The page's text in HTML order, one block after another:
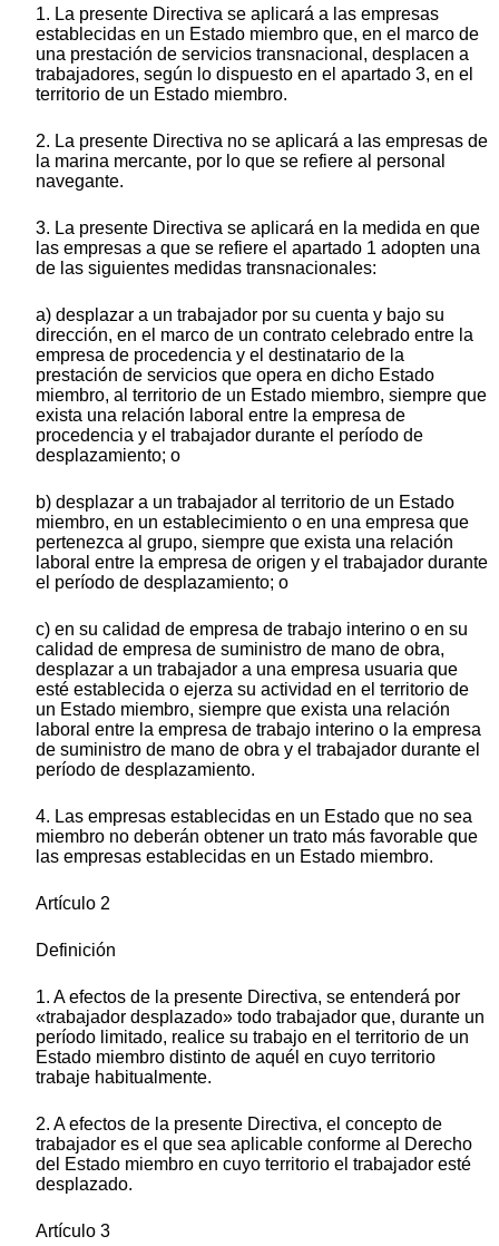
1. La presente Directiva se aplicará a las empresas
establecidas en un Estado miembro que, en el marco de
una prestación de servicios transnacional, desplacen a
trabajadores, según lo dispuesto en el apartado 3, en el
territorio de un Estado miembro.
2. La presente Directiva no se aplicará a las empresas de
la marina mercante, por lo que se refiere al personal
navegante.
3. La presente Directiva se aplicará en la medida en que
las empresas a que se refiere el apartado 1 adopten una
de las siguientes medidas transnacionales:
a) desplazar a un trabajador por su cuenta y bajo su
dirección, en el marco de un contrato celebrado entre la
empresa de procedencia y el destinatario de la
prestación de servicios que opera en dicho Estado
miembro, al territorio de un Estado miembro, siempre que
exista una relación laboral entre la empresa de
procedencia y el trabajador durante el período de
desplazamiento; o
b) desplazar a un trabajador al territorio de un Estado
miembro, en un establecimiento o en una empresa que
pertenezca al grupo, siempre que exista una relación
laboral entre la empresa de origen y el trabajador durante
el período de desplazamiento; o
c) en su calidad de empresa de trabajo interino o en su
calidad de empresa de suministro de mano de obra,
desplazar a un trabajador a una empresa usuaria que
esté establecida o ejerza su actividad en el territorio de
un Estado miembro, siempre que exista una relación
laboral entre la empresa de trabajo interino o la empresa
de suministro de mano de obra y el trabajador durante el
período de desplazamiento.
4. Las empresas establecidas en un Estado que no sea
miembro no deberán obtener un trato más favorable que
las empresas establecidas en un Estado miembro.
Artículo 2
Definición
1. A efectos de la presente Directiva, se entenderá por
«trabajador desplazado» todo trabajador que, durante un
período limitado, realice su trabajo en el territorio de un
Estado miembro distinto de aquél en cuyo territorio
trabaje habitualmente.
2. A efectos de la presente Directiva, el concepto de
trabajador es el que sea aplicable conforme al Derecho
del Estado miembro en cuyo territorio el trabajador esté
desplazado.
Artículo 3